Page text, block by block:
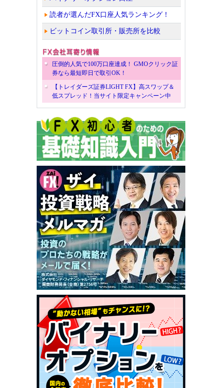
読者が選んだFX口座人気ランキング！
ビットコイン取引所・販売所を比較
圧倒的人気で100万口座達成！ GMOクリック証
券なら最短即日で取引OK！
【トレイダーズ証券LIGHT FX】高スワップ＆
低スプレッド！当サイト限定キャンペーン中